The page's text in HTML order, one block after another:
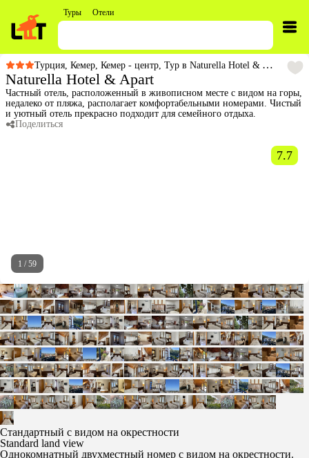
Туры Отели
Турция, Кемер, Кемер - центр, Тур в Naturella Hotel & Apart
Naturella Hotel & Apart
Частный отель, расположенный в живописном месте с видом на горы,
недалеко от пляжа, располагает комфортабельными номерами. Чистый
и уютный отель прекрасно подходит для семейного отдыха.
Поделиться
7.7
1 /59
Стандартный с видом на окрестности
Standard land view
Однокомнатный двухместный номер с видом на окрестности.